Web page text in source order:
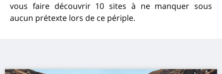
vous faire découvrir 10 sites à ne manquer sous
aucun prétexte lors de ce périple.